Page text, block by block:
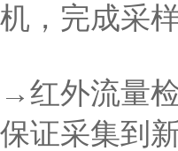
机，完成采
→红外流量
保证采集到